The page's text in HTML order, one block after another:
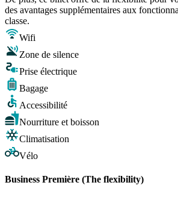
des avantages supplémentaires aux
classe.
Wifi
Zone de silence
Prise électrique
Bagage
Accessibilité
Nourriture et boisson
Climatisation
Vélo
Business Première (The flexibility)